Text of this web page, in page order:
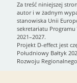
Za treść niniejszej
autor i w żadnym
stanowiska Unii
sekretariatu Programu
2021–2027.
Projekt D-effect jest
Południowy Bałtyk
Rozwoju